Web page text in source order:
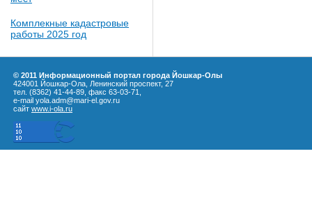
Комплекные кадастровые
работы 2025 год
© 2011 Информационный портал города Йошкар-Олы
424001 Йошкар-Ола, Ленинский проспект, 27
тел. (8362) 41-44-89, факс 63-03-71,
e-mail yola.adm@mari-el.gov.ru
сайт www.i-ola.ru